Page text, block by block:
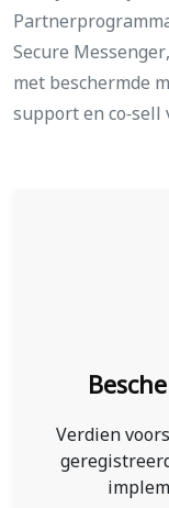
Secure
met beschermde
support en co-sell
Verdien